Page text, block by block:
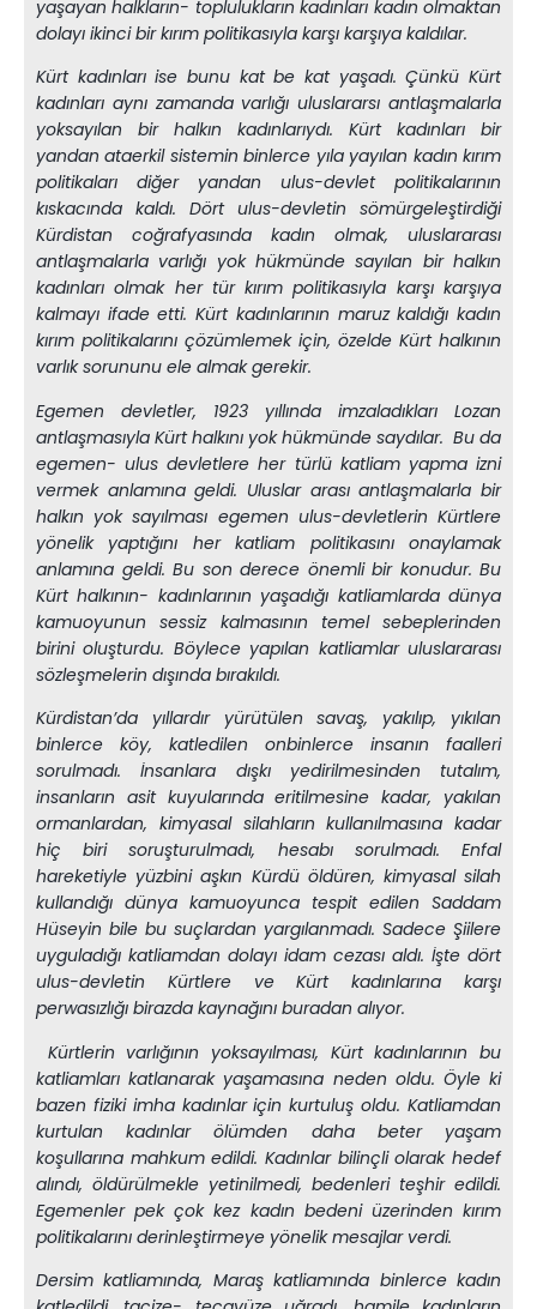
yaşayan halkların- toplulukların kadınları kadın olmaktan
dolayı ikinci bir kırım politikasıyla karşı karşıya kaldılar.
Kürt kadınları ise bunu kat be kat yaşadı. Çünkü Kürt
kadınları aynı zamanda varlığı uluslararsı antlaşmalarla
yoksayılan bir halkın kadınlarıydı. Kürt kadınları bir
yandan ataerkil sistemin binlerce yıla yayılan kadın kırım
politikaları diğer yandan ulus-devlet politikalarının
kıskacında kaldı. Dört ulus-devletin sömürgeleştirdiği
Kürdistan coğrafyasında kadın olmak, uluslararası
antlaşmalarla varlığı yok hükmünde sayılan bir halkın
kadınları olmak her tür kırım politikasıyla karşı karşıya
kalmayı ifade etti. Kürt kadınlarının maruz kaldığı kadın
kırım politikalarını çözümlemek için, özelde Kürt halkının
varlık sorununu ele almak gerekir.
Egemen devletler, 1923 yıllında imzaladıkları Lozan
antlaşmasıyla Kürt halkını yok hükmünde saydılar. Bu da
egemen- ulus devletlere her türlü katliam yapma izni
vermek anlamına geldi. Uluslar arası antlaşmalarla bir
halkın yok sayılması egemen ulus-devletlerin Kürtlere
yönelik yaptığını her katliam politikasını onaylamak
anlamına geldi. Bu son derece önemli bir konudur. Bu
Kürt halkının- kadınlarının yaşadığı katliamlarda dünya
kamuoyunun sessiz kalmasının temel sebeplerinden
birini oluşturdu. Böylece yapılan katliamlar uluslararası
sözleşmelerin dışında bırakıldı.
Kürdistan’da yıllardır yürütülen savaş, yakılıp, yıkılan
binlerce köy, katledilen onbinlerce insanın faalleri
sorulmadı. İnsanlara dışkı yedirilmesinden tutalım,
insanların asit kuyularında eritilmesine kadar, yakılan
ormanlardan, kimyasal silahların kullanılmasına kadar
hiç biri soruşturulmadı, hesabı sorulmadı. Enfal
hareketiyle yüzbini aşkın Kürdü öldüren, kimyasal silah
kullandığı dünya kamuoyunca tespit edilen Saddam
Hüseyin bile bu suçlardan yargılanmadı. Sadece Şiilere
uyguladığı katliamdan dolayı idam cezası aldı. İşte dört
ulus-devletin Kürtlere ve Kürt kadınlarına karşı
perwasızlığı birazda kaynağını buradan alıyor.
Kürtlerin varlığının yoksayılması, Kürt kadınlarının bu
katliamları katlanarak yaşamasına neden oldu. Öyle ki
bazen fiziki imha kadınlar için kurtuluş oldu. Katliamdan
kurtulan kadınlar ölümden daha beter yaşam
koşullarına mahkum edildi. Kadınlar bilinçli olarak hedef
alındı, öldürülmekle yetinilmedi, bedenleri teşhir edildi.
Egemenler pek çok kez kadın bedeni üzerinden kırım
politikalarını derinleştirmeye yönelik mesajlar verdi.
Dersim katliamında, Maraş katliamında binlerce kadın